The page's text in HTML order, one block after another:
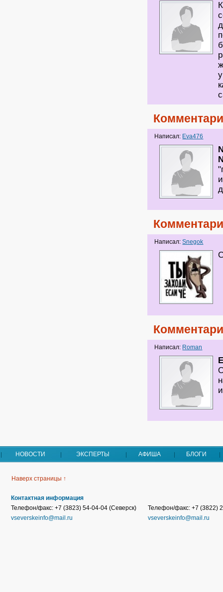
Написал: Eva476
Написал:Snegok
Написал: Roman
НОВОСТИ ЭКСПЕРТЫ АФИША БЛОГИ
Наверх страницы ↑
Контактная информация
Телефон/факс: +7 (3823) 54-04-04 (Северск)
vseverskeinfo@mail.ru
Телефон/факс: +7 (3822)
vseverskeinfo@mail.ru